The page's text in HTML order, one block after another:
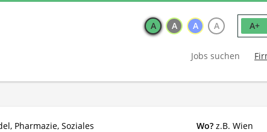
A A A A A+
Jobs suchen
Pharmazie, Soziales Wo? z.B. Wien